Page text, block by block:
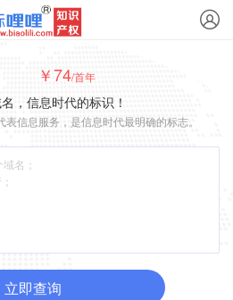
￥74/首年
，信息时代的标识！
信息服务，是信息时代最明确的标志。
立即查询